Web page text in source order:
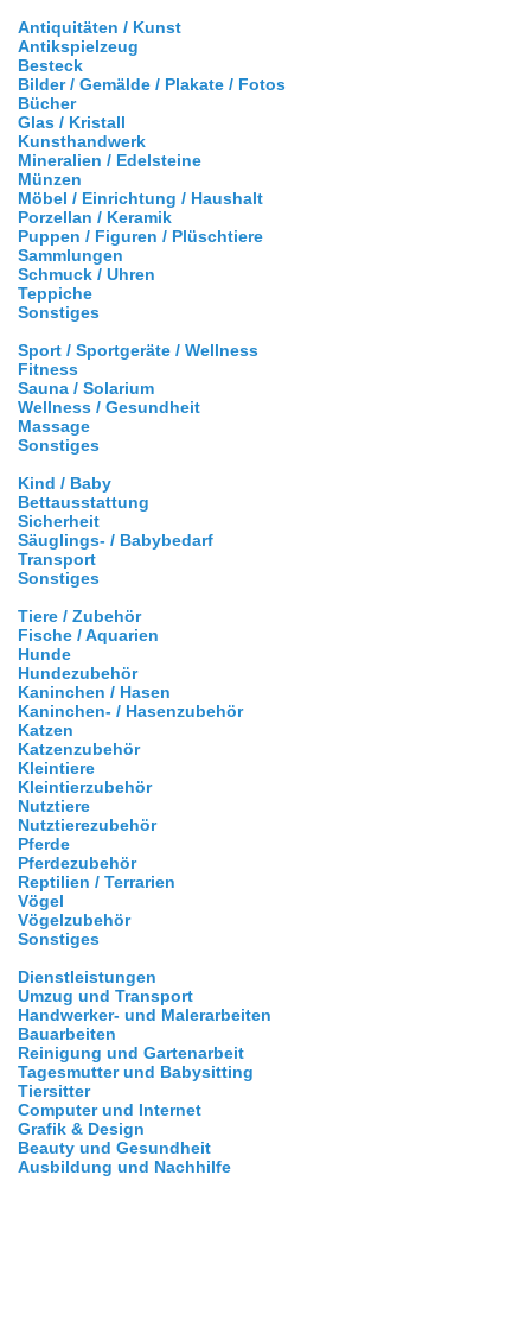
Antiquitäten / Kunst
Antikspielzeug
Besteck
Bilder / Gemälde / Plakate / Fotos
Bücher
Glas / Kristall
Kunsthandwerk
Mineralien / Edelsteine
Münzen
Möbel / Einrichtung / Haushalt
Porzellan / Keramik
Puppen / Figuren / Plüschtiere
Sammlungen
Schmuck / Uhren
Teppiche
Sonstiges
Sport / Sportgeräte / Wellness
Fitness
Sauna / Solarium
Wellness / Gesundheit
Massage
Sonstiges
Kind / Baby
Bettausstattung
Sicherheit
Säuglings- / Babybedarf
Transport
Sonstiges
Tiere / Zubehör
Fische / Aquarien
Hunde
Hundezubehör
Kaninchen / Hasen
Kaninchen- / Hasenzubehör
Katzen
Katzenzubehör
Kleintiere
Kleintierzubehör
Nutztiere
Nutztierezubehör
Pferde
Pferdezubehör
Reptilien / Terrarien
Vögel
Vögelzubehör
Sonstiges
Dienstleistungen
Umzug und Transport
Handwerker- und Malerarbeiten
Bauarbeiten
Reinigung und Gartenarbeit
Tagesmutter und Babysitting
Tiersitter
Computer und Internet
Grafik & Design
Beauty und Gesundheit
Ausbildung und Nachhilfe